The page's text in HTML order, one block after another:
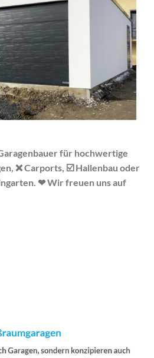
für hochwertige
❌ Carports, ☑️ Hallenbau oder
❤ Wir freuen uns auf